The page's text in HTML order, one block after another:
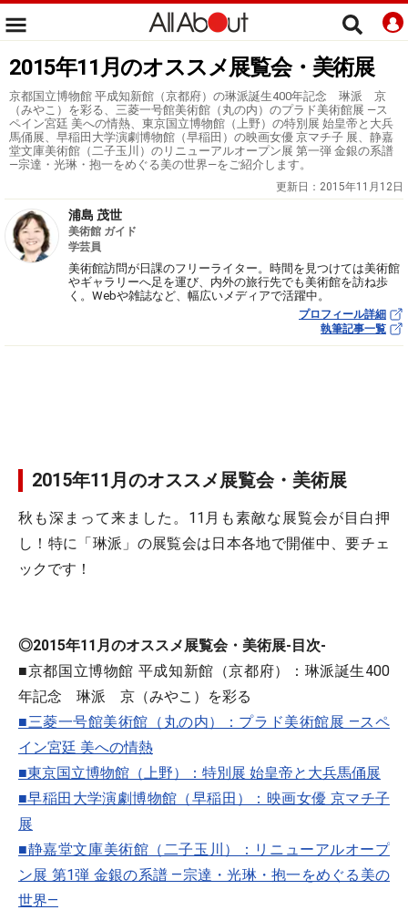
2015年11月のオススメ展覧会・美術展
京都国立博物館 平成知新館（京都府）の琳派誕生400年記念 琳派 京
（みやこ）を彩る、三菱一号館美術館（丸の内）のプラド美術館展 ―ス
ペイン宮廷 美への情熱、東京国立博物館（上野）の特別展 始皇帝と大兵
馬俑展、早稲田大学演劇博物館（早稲田）の映画女優 京マチ子 展、静嘉
堂文庫美術館（二子玉川）のリニューアルオープン展 第一弾 金銀の系譜
―宗達・光琳・抱一をめぐる美の世界―をご紹介します。
更新日： 2015年11月12日
浦島 茂世
美術館 ガイド
学芸員
美術館訪問が日課のフリーライター。時間を見つけては美術館
やギャラリーへ足を運び、内外の旅行先でも美術館を訪ね歩
く。Webや雑誌など、幅広いメディアで活躍中。
プロフィール詳細
執筆記事一覧
2015年11月のオススメ展覧会・美術展
秋も深まって来ました。11月も素敵な展覧会が目白押
し！特に「琳派」の展覧会は日本各地で開催中、要チェ
ックです！
◎2015年11月のオススメ展覧会・美術展-目次-
■京都国立博物館 平成知新館（京都府）：琳派誕生400
年記念 琳派 京（みやこ）を彩る
■三菱一号館美術館（丸の内）：プラド美術館展 ―スペ
イン宮廷 美への情熱
■東京国立博物館（上野）：特別展 始皇帝と大兵馬俑展
■早稲田大学演劇博物館（早稲田）：映画女優 京マチ子
展
■静嘉堂文庫美術館（二子玉川）：リニューアルオープ
ン展 第1弾 金銀の系譜 ―宗達・光琳・抱一をめぐる美の
世界―